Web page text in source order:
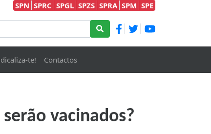
SPN SPRC SPGL SPZS SPRA SPM SPE
te! Contactos
vacinados?